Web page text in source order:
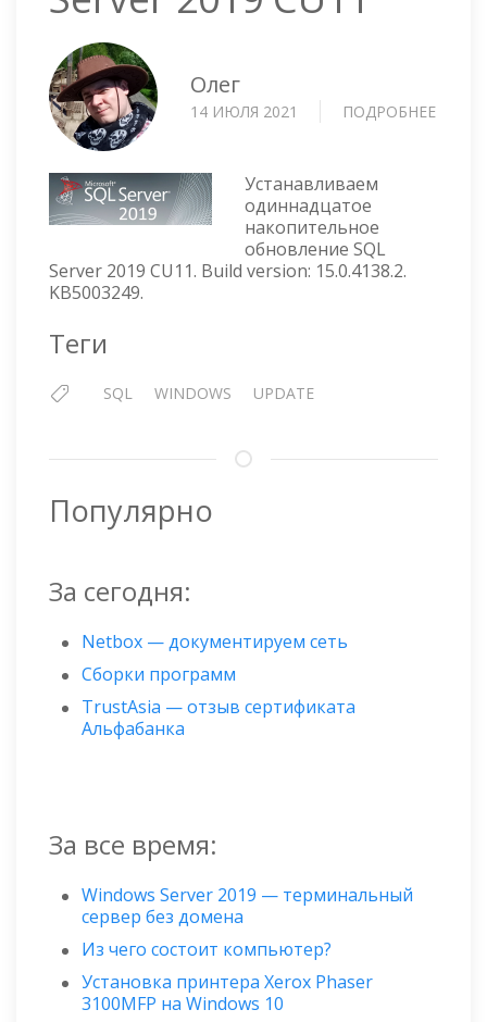
Олег
14 ИЮЛЯ 2021 ПОДРОБНЕЕ
Устанавливаем
одиннадцатое
накопительное
обновление SQL
Server 2019 CU11. Build version: 15.0.4138.2.
KB5003249.
Теги
SQL WINDOWS UPDATE
Популярно
За сегодня:
Netbox — документируем сеть
Сборки программ
TrustAsia — отзыв сертификата
Альфабанка
За все время:
Windows Server 2019 — терминальный
сервер без домена
Из чего состоит компьютер?
Установка принтера Xerox Phaser
3100MFP на Windows 10